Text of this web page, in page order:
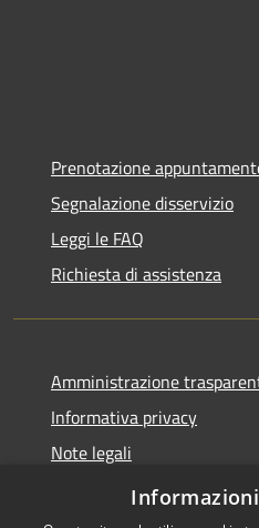
Prenotazione
Segnalazione disservizio
Leggi le FAQ
Richiesta di assistenza
Amministrazione
Informativa privacy
Note legali
Dichiarazione di accessibilità